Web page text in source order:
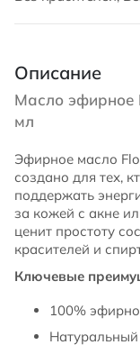
Описание
Масло эфирное
мл
Эфирное масло
создано для тех,
поддержать
за кожей с акне
ценит простоту
красителей и
Ключевые
100%
Натуральный